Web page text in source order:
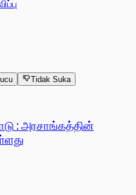
Tidak Suka
: அரசாங்கத்தின்